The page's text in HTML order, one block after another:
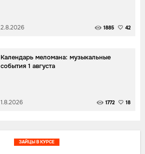
2.8.2026 1885 42
Календарь меломана: музыкальные
события 1 августа
1.8.2026 1772 18
ЗАЙЦЫ В КУРСЕ